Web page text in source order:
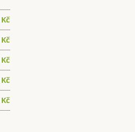
Kč
Kč
Kč
Kč
Kč